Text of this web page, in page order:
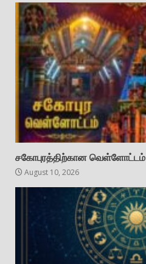
சகோபுரத்திற்கான வெள்ளோட்டம்
August 10, 2026